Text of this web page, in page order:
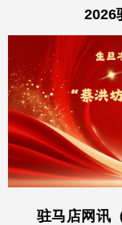
2026
驻马店网讯